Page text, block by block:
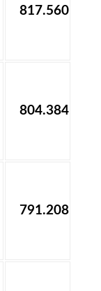
817.560
804.384
791.208